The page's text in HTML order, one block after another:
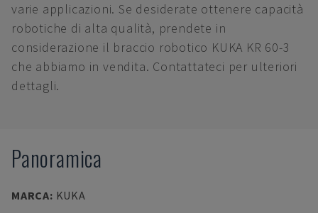
varie applicazioni. Se desiderate ottenere capacità
robotiche di alta qualità, prendete in
considerazione il braccio robotico KUKA KR 60-3
che abbiamo in vendita. Contattateci per ulteriori
dettagli.
Panoramica
MARCA: KUKA